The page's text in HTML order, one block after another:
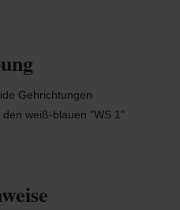
Gehrichtungen
weiß-blauen "WS 1"